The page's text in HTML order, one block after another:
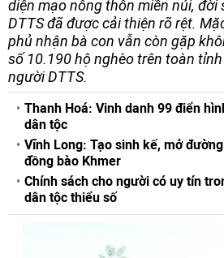
diện mạo nông thôn miền núi, đời
DTTS đã được cải thiện rõ rệt.
phủ nhận bà con vẫn còn gặp
số 10.190 hộ nghèo trên toàn
người DTTS.
Thanh Hoá: Vinh danh 99 điển
dân tộc
Vĩnh Long: Tạo sinh kế, mở
đồng bào Khmer
Chính sách cho người có uy tín
dân tộc thiểu số